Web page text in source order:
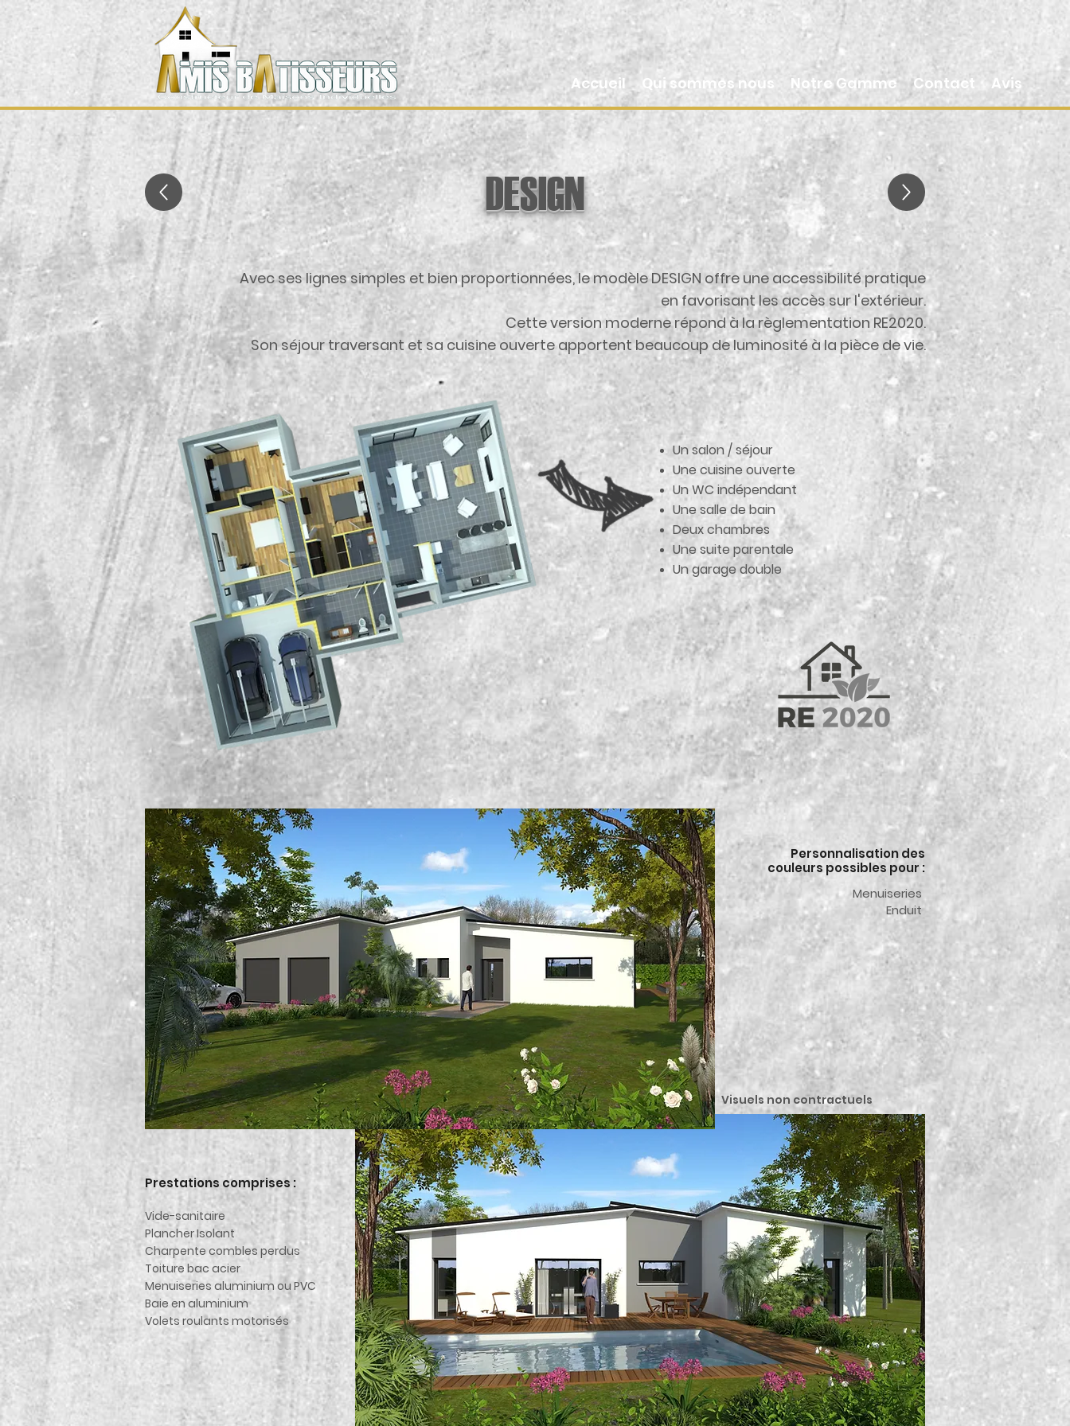
Accueil Qui sommes nous Notre Gamme Contact Avis
DESIGN
Avec ses lignes simples et bien proportionnées, le modèle DESIGN offre une accessibilité pratique
en favorisant les accès sur l'extérieur.
Cette version moderne répond à la règlementation RE2020.
Son séjour traversant et sa cuisine ouverte apportent beaucoup de luminosité à la pièce de vie.
Un salon / séjour
Une cuisine ouverte
Un WC indépendant
Une salle de bain
Deux chambres
Une suite parentale
Un garage double
Vide-sanitaire
Plancher Isolant
Charpente combles perdus
Toiture bac acier
Menuiseries aluminium ou PVC
Baie en aluminium
Volets roulants motorisés
Prestations comprises :
Personnalisation des
couleurs possibles pour :
Menuiseries
Enduit
Visuels non contractuels